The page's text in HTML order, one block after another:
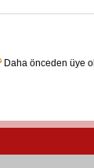
Daha önceden üye